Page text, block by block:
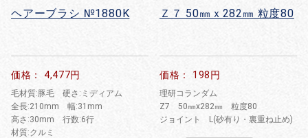
ヘアーブラシ №1880K
価格： 4,477円
毛材質:豚毛 硬さ:ミディアム
全長:210mm 幅:31mm
高さ:30mm 行数:6行
材質:クルミ
Ｚ７ 50㎜ｘ282㎜ 粒度80
価格： 198円
理研コランダム
Z7 50㎜x282㎜ 粒度80
ジョイント L(砂有り・裏重ね止め)